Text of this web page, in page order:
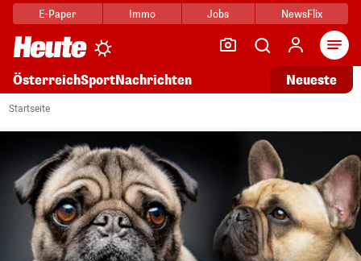
E-Paper Immo Jobs NewsFlix
ÖsterreichSportNachrichten Neueste
Startseite